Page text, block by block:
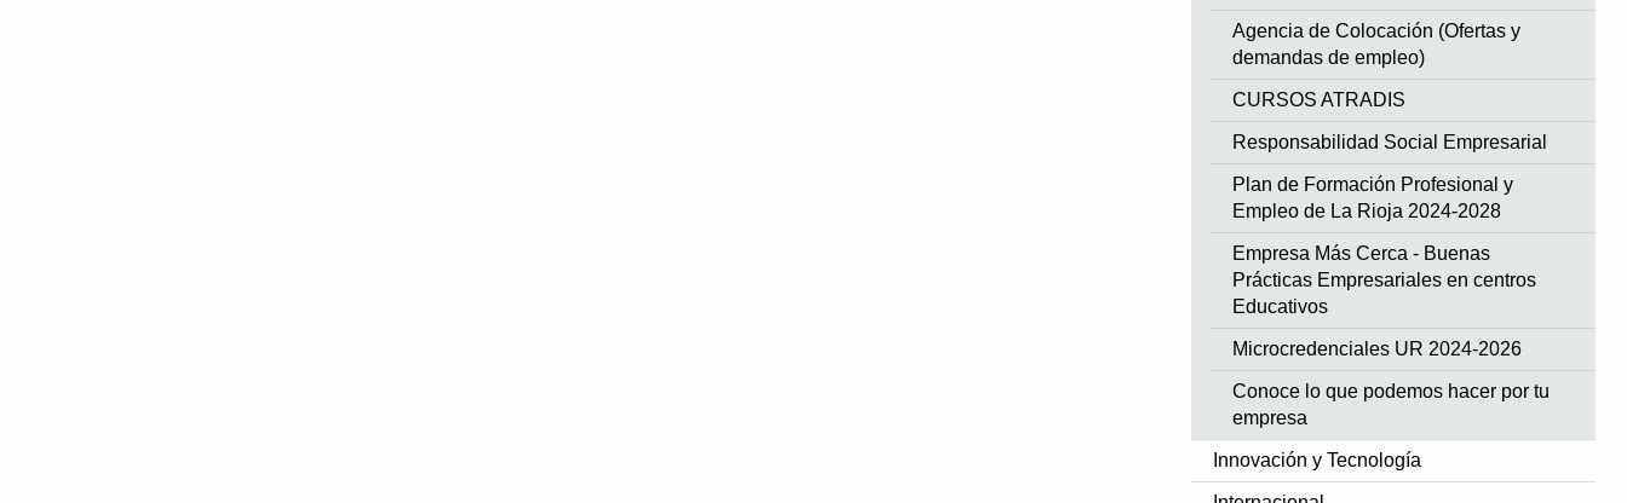
Agencia de Colocación (Ofertas y
demandas de empleo)
CURSOS ATRADIS
Responsabilidad Social Empresarial
Plan de Formación Profesional y
Empleo de La Rioja 2024-2028
Empresa Más Cerca - Buenas
Prácticas Empresariales en centros
Educativos
Microcredenciales UR 2024-2026
Conoce lo que podemos hacer por tu
empresa
Innovación y Tecnología